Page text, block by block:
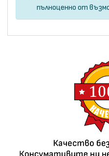
пълноценно от